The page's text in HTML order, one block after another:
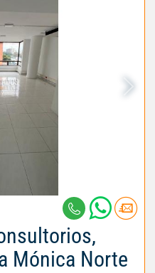
Mónica Norte